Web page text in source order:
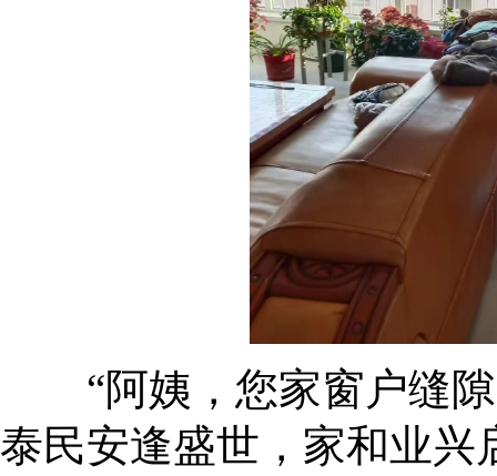
“阿姨，您家窗户缝隙
泰民安逢盛世，家和业兴